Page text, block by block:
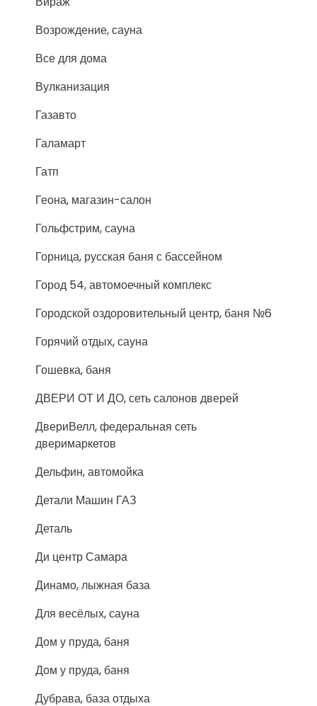
Возрождение, сауна
Все для дома
Вулканизация
Газавто
Галамарт
Гатп
Геона, магазин-салон
Гольфстрим, сауна
Горница, русская баня с бассейном
Город 54, автомоечный комплекс
Городской оздоровительный центр, баня №6
Горячий отдых, сауна
Гошевка, баня
ДВЕРИ ОТ И ДО, сеть салонов дверей
ДвериВелл, федеральная сеть
дверимаркетов
Дельфин, автомойка
Детали Машин ГАЗ
Деталь
Ди центр Самара
Динамо, лыжная база
Для весёлых, сауна
Дом у пруда, баня
Дом у пруда, баня
Дубрава, база отдыха